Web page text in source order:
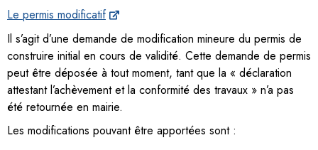
Le permis modificatif
Il s’agit d’une demande de modification mineure du permis de
construire initial en cours de validité. Cette demande de permis
peut être déposée à tout moment, tant que la « déclaration
attestant l’achèvement et la conformité des travaux » n’a pas
été retournée en mairie.
Les modifications pouvant être apportées sont :